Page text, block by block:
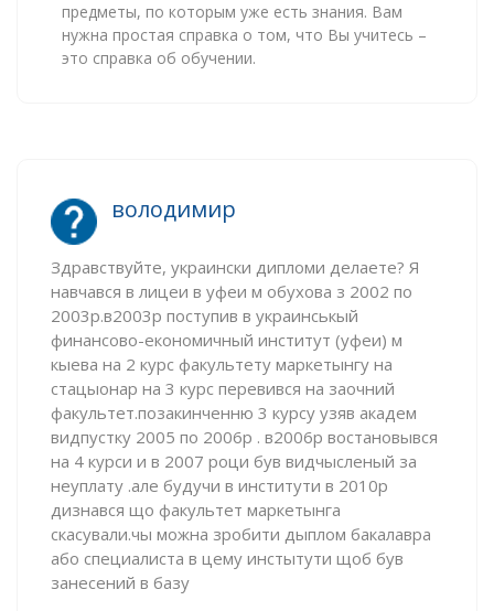
предметы, по которым уже есть знания. Вам
нужна простая справка о том, что Вы учитесь –
это справка об обучении.
володимир
Здравствуйте, украински дипломи делаете? Я
навчався в лицеи в уфеи м обухова з 2002 по
2003р.в2003р поступив в украинськый
финансово-економичный институт (уфеи) м
кыева на 2 курс факультету маркетынгу на
стацыонар на 3 курс перевився на заочний
факультет.позакинченню 3 курсу узяв академ
видпустку 2005 по 2006р . в2006р востановывся
на 4 курси и в 2007 роци був видчысленый за
неуплату .але будучи в институти в 2010р
дизнався що факультет маркетынга
скасували.чы можна зробити дыплом бакалавра
або специалиста в цему инстытути щоб був
занесений в базу